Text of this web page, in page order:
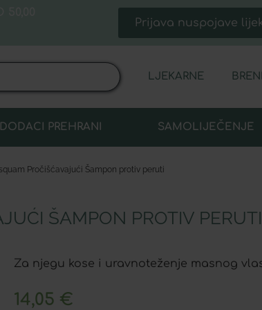
Prijava nuspojave
LJEKARNE
DODACI PREHRANI SAMOLIJEČENJE
Pročišćavajući Šampon protiv peruti
ŠAMPON PROTIV PERUTI
Za njegu kose i uravnoteženje masnog
14,05 €